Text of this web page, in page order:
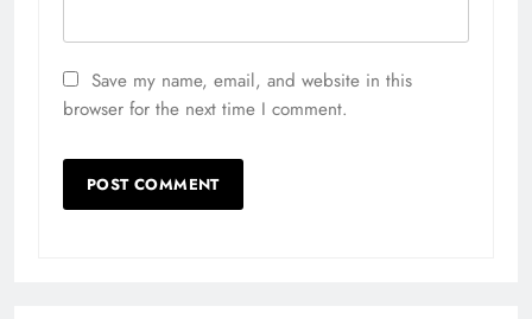
Save my name, email, and website in this
browser for the next time I comment.